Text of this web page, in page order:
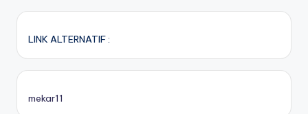
LINK ALTERNATIF :
mekar11